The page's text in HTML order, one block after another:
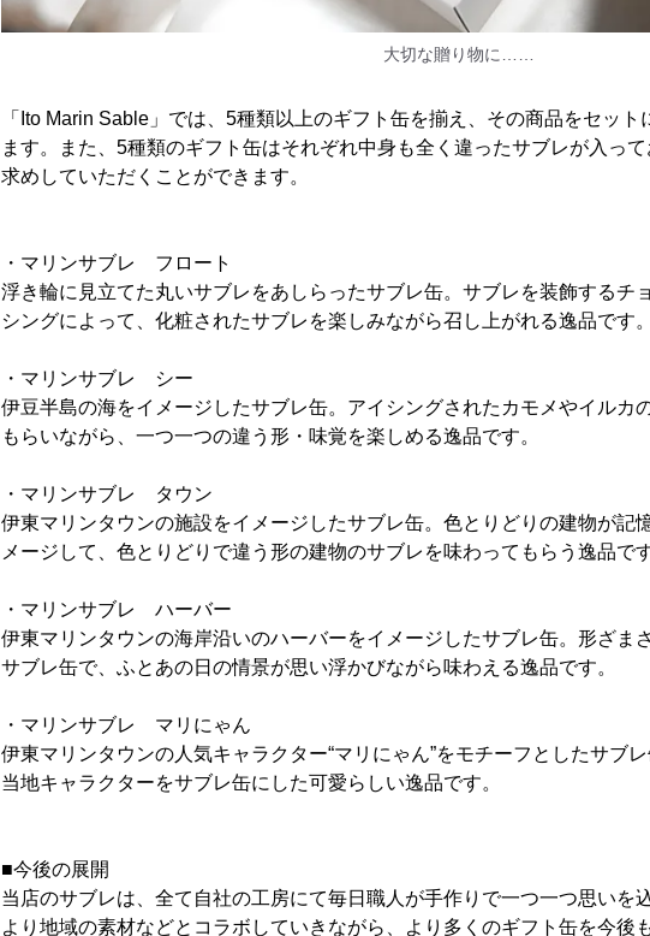
大切な贈り物に……
「Ito Marin Sable」では、5種類以上のギフト缶を揃え、その商品をセッ
ます。また、5種類のギフト缶はそれぞれ中身も全く違ったサブレが入っ
求めしていただくことができます。
・マリンサブレ フロート
浮き輪に見立てた丸いサブレをあしらったサブレ缶。サブレを装飾するチ
シングによって、化粧されたサブレを楽しみながら召し上がれる逸品です。
・マリンサブレ シー
伊豆半島の海をイメージしたサブレ缶。アイシングされたカモメやイルカ
もらいながら、一つ一つの違う形・味覚を楽しめる逸品です。
・マリンサブレ タウン
伊東マリンタウンの施設をイメージしたサブレ缶。色とりどりの建物が記
メージして、色とりどりで違う形の建物のサブレを味わってもらう逸品です
・マリンサブレ ハーバー
伊東マリンタウンの海岸沿いのハーバーをイメージしたサブレ缶。形ざま
サブレ缶で、ふとあの日の情景が思い浮かびながら味わえる逸品です。
・マリンサブレ マリにゃん
伊東マリンタウンの人気キャラクター“マリにゃん”をモチーフとしたサブ
当地キャラクターをサブレ缶にした可愛らしい逸品です。
■今後の展開
当店のサブレは、全て自社の工房にて毎日職人が手作りで一つ一つ思いを
より地域の素材などとコラボしていきながら、より多くのギフト缶を今後